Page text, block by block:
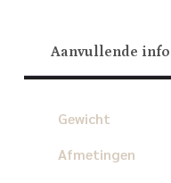
Aanvullende
Gewicht
Afmetingen